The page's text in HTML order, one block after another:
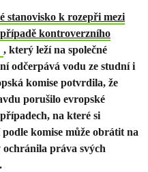
stanovisko k rozepři mezi
kontroverzního
, který leží na společné
odčerpává vodu ze studní i
komise potvrdila, že
porušilo evropské
na které si
podle komise může obrátit na
práva svých